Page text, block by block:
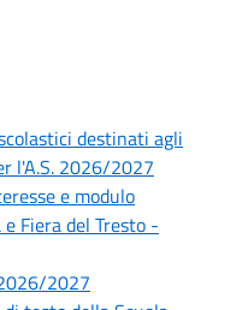
destinati agli
l'A.S. 2026/2027
e modulo
Fiera del Tresto -
2027